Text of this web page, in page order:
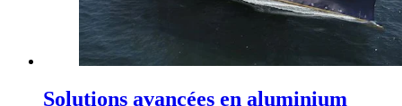
Solutions avancées en aluminium